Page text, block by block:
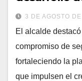
3 DE AGOSTO
El alcalde
compromiso de
fortaleciendo la
que impulsen el